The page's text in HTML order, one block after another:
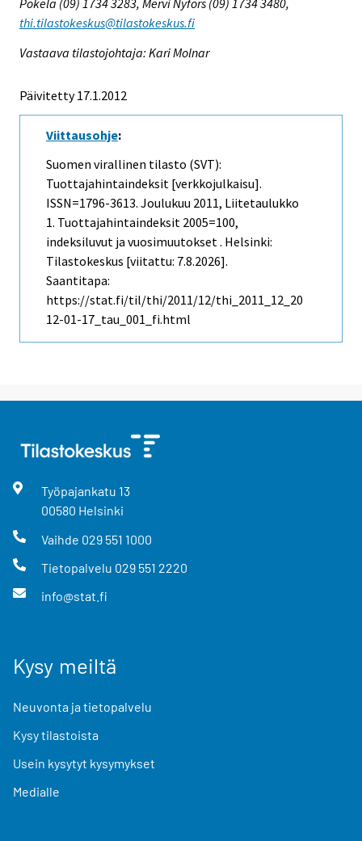
thi.tilastokeskus@tilastokeskus.fi
Vastaava tilastojohtaja: Kari Molnar
Päivitetty 17.1.2012
Viittausohje:
Suomen virallinen tilasto (SVT):
Tuottajahintaindeksit [verkkojulkaisu].
ISSN=1796-3613. Joulukuu 2011, Liitetaulukko
1. Tuottajahintaindeksit 2005=100,
indeksiluvut ja vuosimuutokset . Helsinki:
Tilastokeskus [viitattu: 7.8.2026].
Saantitapa:
https://stat.fi/til/thi/2011/12/thi_2011_12_20
12-01-17_tau_001_fi.html
Työpajankatu 13
00580 Helsinki
Vaihde 029 551 1000
Tietopalvelu 029 551 2220
info@stat.fi
Kysy meiltä
Neuvonta ja tietopalvelu
Kysy tilastoista
Usein kysytyt kysymykset
Medialle